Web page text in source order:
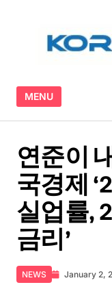
MENU
연준이
국경제
실업률,
금리’
NEWS January 2,